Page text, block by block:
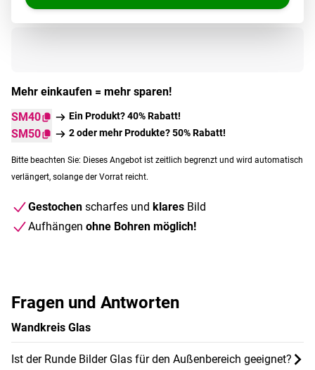
Auf Lager
Mehr einkaufen = mehr sparen!
SM40
Ein Produkt? 40% Rabatt!
SM50 2 oder mehr Produkte? 50% Rabatt!
Bitte beachten Sie: Dieses Angebot ist zeitlich begrenzt und wird automatisch
verlängert, solange der Vorrat reicht.
Gestochen scharfes und klares Bild
Aufhängen ohne Bohren möglich!
Fragen und Antworten
Wandkreis Glas
Ist der Runde Bilder Glas für den Außenbereich geeignet?